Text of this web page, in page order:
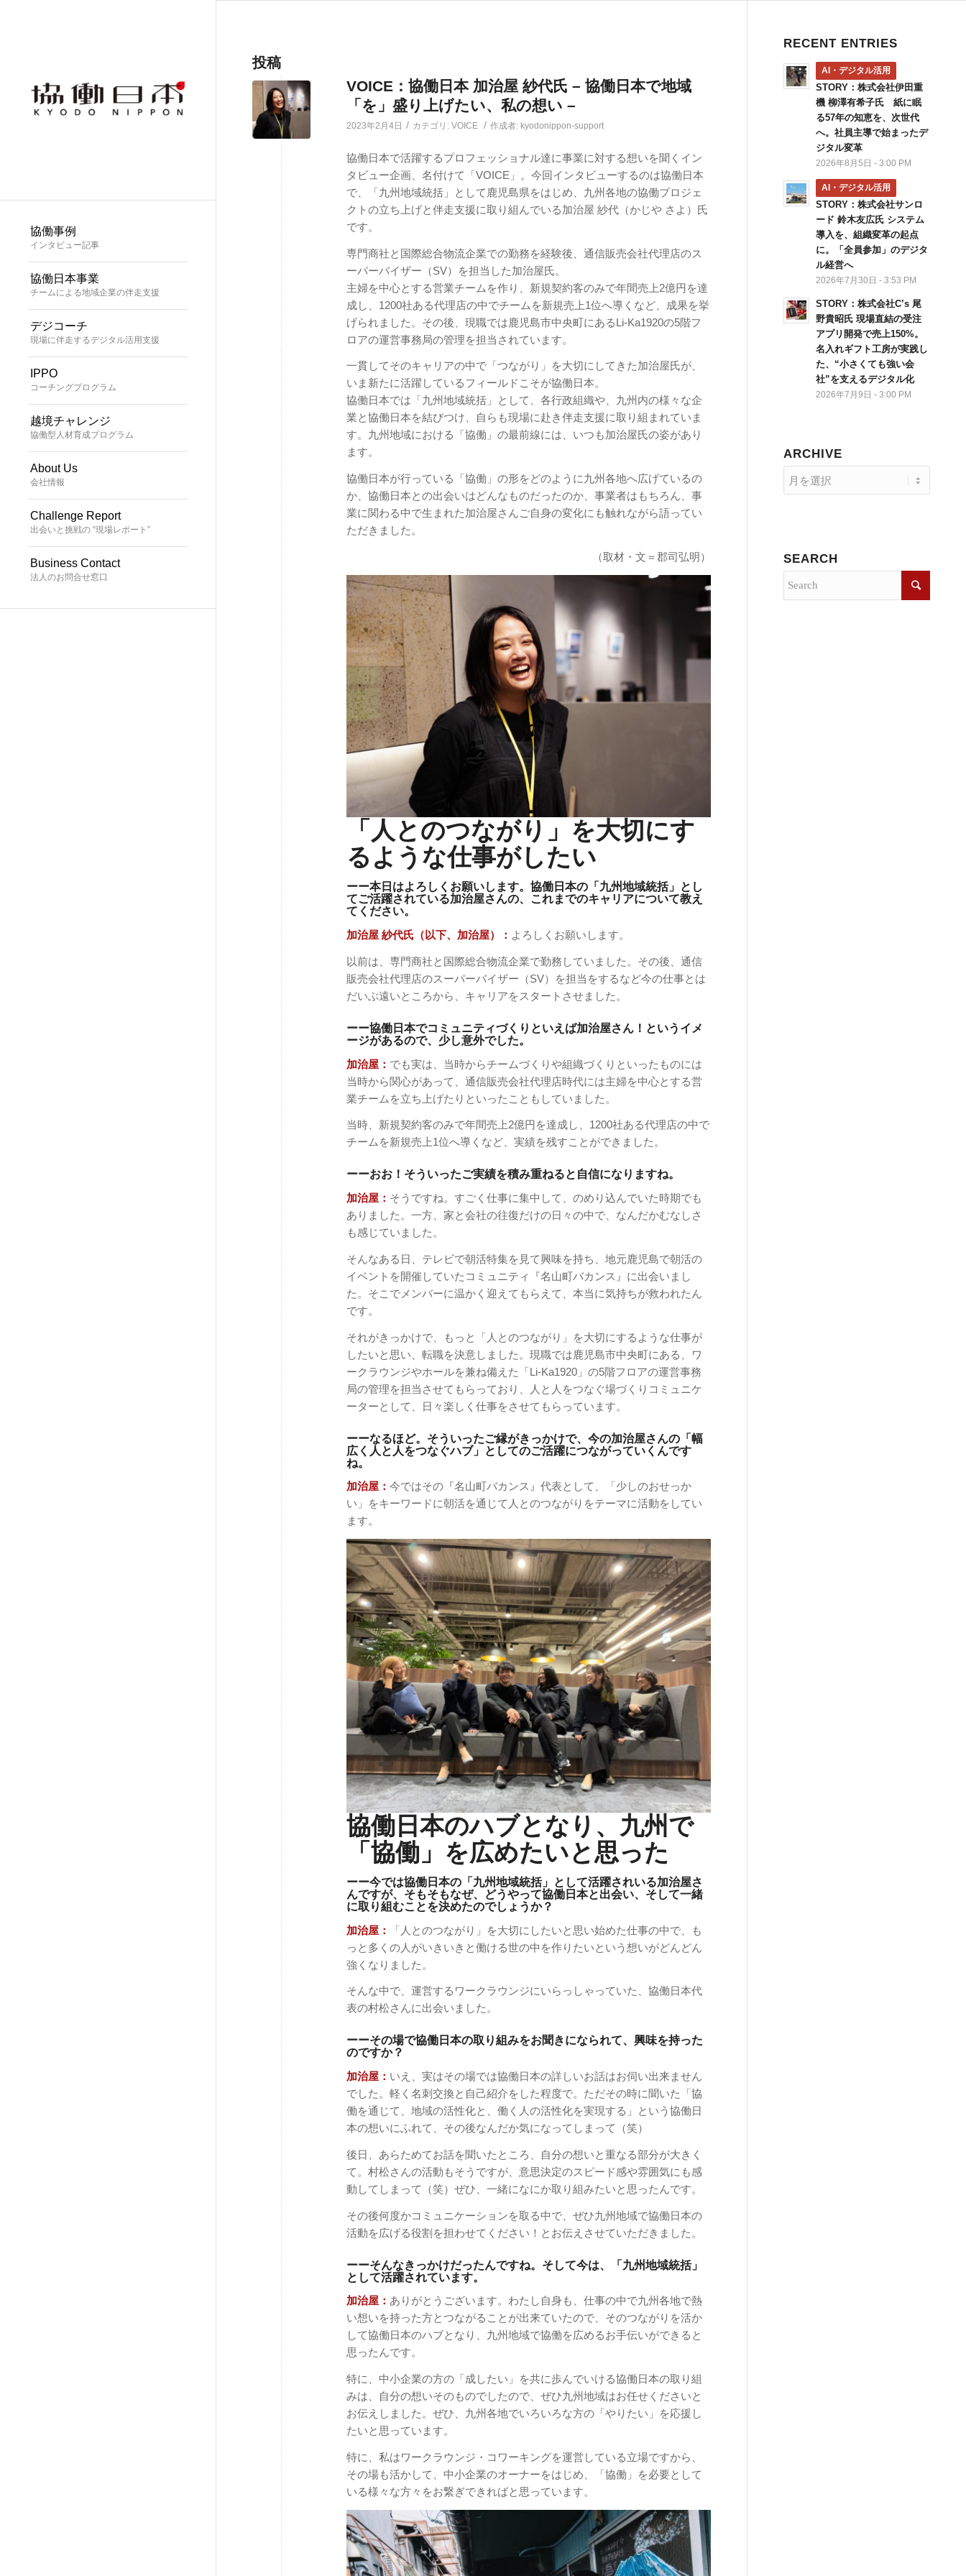
協働事例
インタビュー記事
協働日本事業
チームによる地域企業の伴走支援
デジコーチ
現場に伴走するデジタル活用支援
IPPO
コーチングプログラム
越境チャレンジ
協働型人材育成プログラム
About Us
会社情報
Challenge Report
出会いと挑戦の “現場レポート”
Business Contact
法人のお問合せ窓口
投稿
VOICE：協働日本 加治屋 紗代氏 – 協働日本で地域
「を」盛り上げたい、私の想い –
2023年2月4日 / カテゴリ: VOICE / 作成者: kyodonippon-support
協働日本で活躍するプロフェッショナル達に事業に対する想いを聞くイン
タビュー企画、名付けて「VOICE」。今回インタビューするのは協働日本
で、「九州地域統括」として鹿児島県をはじめ、九州各地の協働プロジェ
クトの立ち上げと伴走支援に取り組んでいる加治屋 紗代（かじや さよ）氏
です。
専門商社と国際総合物流企業での勤務を経験後、通信販売会社代理店のス
ーパーバイザー（SV）を担当した加治屋氏。
主婦を中心とする営業チームを作り、新規契約客のみで年間売上2億円を達
成し、1200社ある代理店の中でチームを新規売上1位へ導くなど、成果を挙
げられました。その後、現職では鹿児島市中央町にあるLi-Ka1920の5階フ
ロアの運営事務局の管理を担当されています。
一貫してそのキャリアの中で「つながり」を大切にしてきた加治屋氏が、
いま新たに活躍しているフィールドこそが協働日本。
協働日本では「九州地域統括」として、各行政組織や、九州内の様々な企
業と協働日本を結びつけ、自らも現場に赴き伴走支援に取り組まれていま
す。九州地域における「協働」の最前線には、いつも加治屋氏の姿があり
ます。
協働日本が行っている「協働」の形をどのように九州各地へ広げているの
か、協働日本との出会いはどんなものだったのか、事業者はもちろん、事
業に関わる中で生まれた加治屋さんご自身の変化にも触れながら語ってい
ただきました。
（取材・文＝郡司弘明）
「人とのつながり」を大切にす
るような仕事がしたい
ーー本日はよろしくお願いします。協働日本の「九州地域統括」とし
てご活躍されている加治屋さんの、これまでのキャリアについて教え
てください。
加治屋 紗代氏（以下、加治屋）： よろしくお願いします。
以前は、専門商社と国際総合物流企業で勤務していました。その後、通信
販売会社代理店のスーパーバイザー（SV）を担当をするなど今の仕事とは
だいぶ遠いところから、キャリアをスタートさせました。
ーー協働日本でコミュニティづくりといえば加治屋さん！というイメ
ージがあるので、少し意外でした。
加治屋： でも実は、当時からチームづくりや組織づくりといったものには
当時から関心があって、通信販売会社代理店時代には主婦を中心とする営
業チームを立ち上げたりといったこともしていました。
当時、新規契約客のみで年間売上2億円を達成し、1200社ある代理店の中で
チームを新規売上1位へ導くなど、実績を残すことができました。
ーーおお！そういったご実績を積み重ねると自信になりますね。
加治屋： そうですね。すごく仕事に集中して、のめり込んでいた時期でも
ありました。一方、家と会社の往復だけの日々の中で、なんだかむなしさ
も感じていました。
そんなある日、テレビで朝活特集を見て興味を持ち、地元鹿児島で朝活の
イベントを開催していたコミュニティ『名山町バカンス』に出会いまし
た。そこでメンバーに温かく迎えてもらえて、本当に気持ちが救われたん
です。
それがきっかけで、もっと「人とのつながり」を大切にするような仕事が
したいと思い、転職を決意しました。現職では鹿児島市中央町にある、ワ
ークラウンジやホールを兼ね備えた「Li-Ka1920」の5階フロアの運営事務
局の管理を担当させてもらっており、人と人をつなぐ場づくりコミュニケ
ーターとして、日々楽しく仕事をさせてもらっています。
ーーなるほど。そういったご縁がきっかけで、今の加治屋さんの「幅
広く人と人をつなぐハブ」としてのご活躍につながっていくんです
ね。
加治屋： 今ではその『名山町バカンス』代表として、「少しのおせっか
い」をキーワードに朝活を通じて人とのつながりをテーマに活動をしてい
ます。
協働日本のハブとなり、九州で
「協働」を広めたいと思った
ーー今では協働日本の「九州地域統括」として活躍されいる加治屋さ
んですが、そもそもなぜ、どうやって協働日本と出会い、そして一緒
に取り組むことを決めたのでしょうか？
加治屋：
「人とのつながり」を大切にしたいと思い始めた仕事の中で、も
っと多くの人がいきいきと働ける世の中を作りたいという想いがどんどん
強くなりました。
そんな中で、運営するワークラウンジにいらっしゃっていた、協働日本代
表の村松さんに出会いました。
ーーその場で協働日本の取り組みをお聞きになられて、興味を持った
のですか？
加治屋： いえ、実はその場では協働日本の詳しいお話はお伺い出来ません
でした。軽く名刺交換と自己紹介をした程度で。ただその時に聞いた「協
働を通じて、地域の活性化と、働く人の活性化を実現する」という協働日
本の想いにふれて、その後なんだか気になってしまって（笑）
後日、あらためてお話を聞いたところ、自分の想いと重なる部分が大きく
て。村松さんの活動もそうですが、意思決定のスピード感や雰囲気にも感
動してしまって（笑）ぜひ、一緒になにか取り組みたいと思ったんです。
その後何度かコミュニケーションを取る中で、ぜひ九州地域で協働日本の
活動を広げる役割を担わせてください！とお伝えさせていただきました。
ーーそんなきっかけだったんですね。そして今は、「九州地域統括」
として活躍されています。
加治屋： ありがとうございます。わたし自身も、仕事の中で九州各地で熱
い想いを持った方とつながることが出来ていたので、そのつながりを活か
して協働日本のハブとなり、九州地域で協働を広めるお手伝いができると
思ったんです。
特に、中小企業の方の「成したい」を共に歩んでいける協働日本の取り組
みは、自分の想いそのものでしたので、ぜひ九州地域はお任せくださいと
お伝えしました。ぜひ、九州各地でいろいろな方の「やりたい」を応援し
たいと思っています。
特に、私はワークラウンジ・コワーキングを運営している立場ですから、
その場も活かして、中小企業のオーナーをはじめ、「協働」を必要として
いる様々な方々をお繋ぎできればと思っています。
RECENT ENTRIES
AI・デジタル活用
STORY：株式会社伊田重
機 柳澤有希子氏 紙に眠
る57年の知恵を、次世代
へ。社員主導で始まったデ
ジタル変革
2026年8月5日 - 3:00 PM
AI・デジタル活用
STORY：株式会社サンロ
ード 鈴木友広氏 システム
導入を、組織変革の起点
に。「全員参加」のデジタ
ル経営へ
2026年7月30日 - 3:53 PM
STORY：株式会社C’s 尾
野貴昭氏 現場直結の受注
アプリ開発で売上150%。
名入れギフト工房が実践し
た、“小さくても強い会
社”を支えるデジタル化
2026年7月9日 - 3:00 PM
ARCHIVE
SEARCH